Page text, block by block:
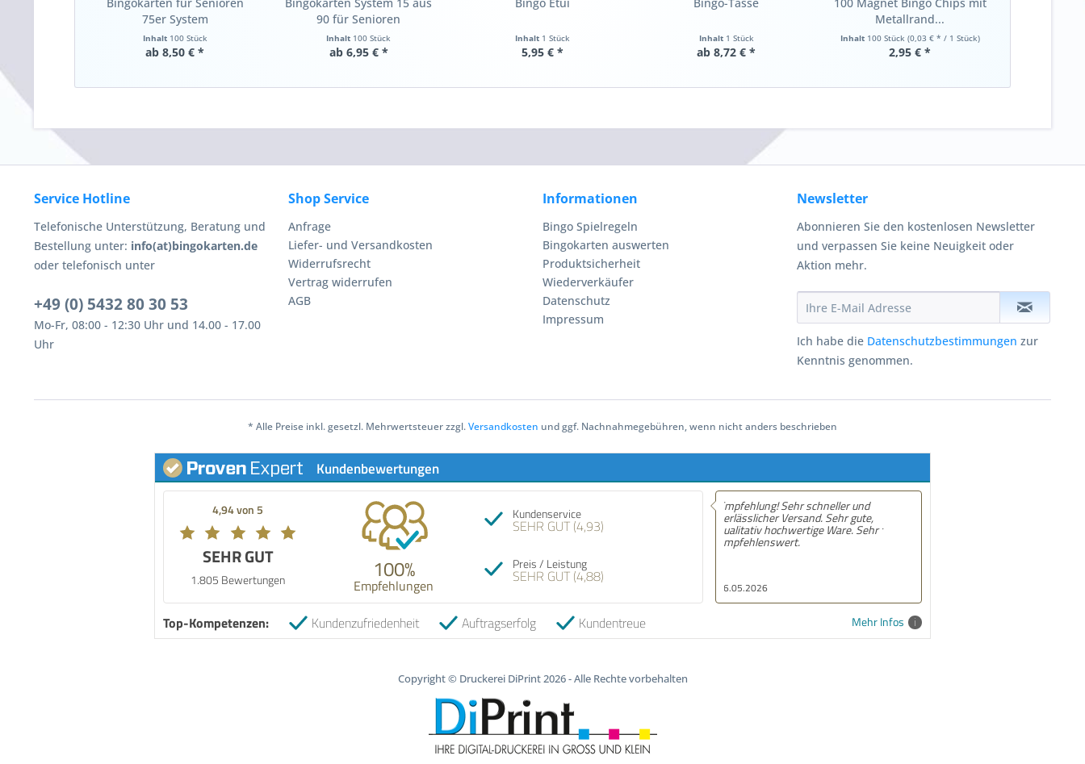
75er System
Inhalt 100 Stück
ab 8,50 € *
90 für Senioren
Inhalt 100 Stück
ab 6,95 € *
Inhalt 1 Stück
5,95 € *
Inhalt 1 Stück
ab 8,72 € *
Metallrand...
Inhalt 100 Stück (0,03 € * / 1 Stück)
2,95 € *
Service Hotline
Telefonische Unterstützung, Beratung und
Bestellung unter: info(at)bingokarten.de
oder telefonisch unter
+49 (0) 5432 80 30 53
Mo-Fr, 08:00 - 12:30 Uhr und 14.00 - 17.00
Uhr
Shop Service
Anfrage
Liefer- und Versandkosten
Widerrufsrecht
Vertrag widerrufen
AGB
Informationen
Bingo Spielregeln
Bingokarten auswerten
Produktsicherheit
Wiederverkäufer
Datenschutz
Impressum
Newsletter
Abonnieren Sie den kostenlosen Newsletter
und verpassen Sie keine Neuigkeit oder
Aktion mehr.
Ich habe die Datenschutzbestimmungen zur
Kenntnis genommen.
* Alle Preise inkl. gesetzl. Mehrwertsteuer zzgl.Versandkosten und ggf. Nachnahmegebühren, wenn nicht anders beschrieben
Kundenbewertungen
4,94 von 5
SEHR GUT
1.805 Bewertungen 100%
Empfehlungen
Kundenservice
SEHR GUT (4,93)
Preis / Leistung
SEHR GUT (4,88)
10.02.2026
Empfehlung! Gute und schnelle
lieferung. Alles prima
Mehr Infos
Top-Kompetenzen: Kundenzufriedenheit Auftragserfolg Kundentreue
Copyright © Druckerei DiPrint 2026 - Alle Rechte vorbehalten